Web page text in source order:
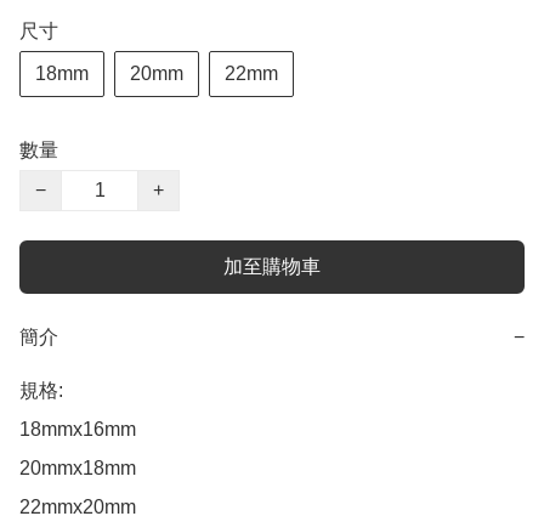
尺寸
18mm 20mm 22mm
數量
−
+
加至購物車
簡介 −
規格:
18mmx16mm
20mmx18mm
22mmx20mm